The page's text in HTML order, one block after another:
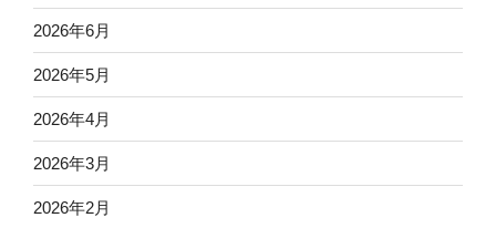
2026年6月
2026年5月
2026年4月
2026年3月
2026年2月